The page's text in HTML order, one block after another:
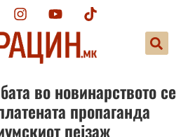
во новинарството се
пропаганда
пејзаж